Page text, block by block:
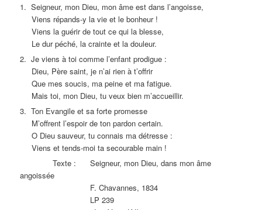
1. Seigneur, mon Dieu, mon âme est dans l’angoisse,
Viens répands-y la vie et le bonheur !
Viens la guérir de tout ce qui la blesse,
Le dur péché, la crainte et la douleur.
2. Je viens à toi comme l’enfant prodigue :
Dieu, Père saint, je n’ai rien à t’offrir
Que mes soucis, ma peine et ma fatigue.
Mais toi, mon Dieu, tu veux bien m’accueillir.
3. Ton Evangile et sa forte promesse
M’offrent l’espoir de ton pardon certain.
O Dieu sauveur, tu connais ma détresse :
Viens et tends-moi ta secourable main !
Texte : Seigneur, mon Dieu, dans mon âme
angoissée
F. Chavannes, 1834
LP 239